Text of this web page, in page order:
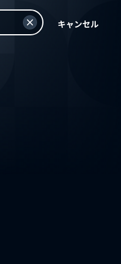
キャンセル